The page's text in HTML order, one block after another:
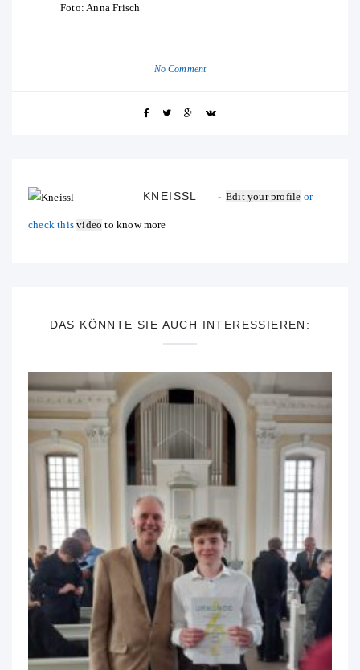
Foto: Anna Frisch
No Comment
KNEISSL Edit your profile or
check thisvideo to know more
DAS KÖNNTE SIE AUCH INTERESSIEREN: